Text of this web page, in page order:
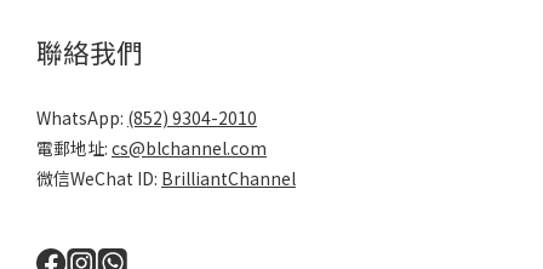
聯絡我們
WhatsApp: (852) 9304-2010
電郵地址: cs@blchannel.com
微信WeChat ID: BrilliantChannel